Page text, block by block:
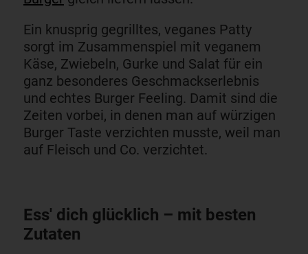
Ein knusprig gegrilltes, veganes Patty
sorgt im Zusammenspiel mit veganem
Käse, Zwiebeln, Gurke und Salat für ein
ganz besonderes Geschmackserlebnis
und echtes Burger Feeling. Damit sind die
Zeiten vorbei, in denen man auf würzigen
Burger Taste verzichten musste, weil man
auf Fleisch und Co. verzichtet.
Ess' dich glücklich – mit besten
Zutaten